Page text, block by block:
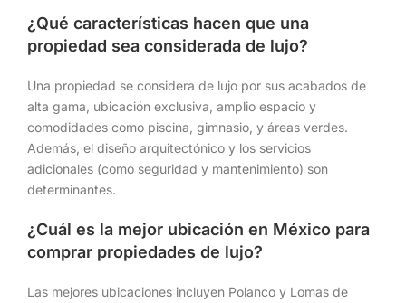
¿Qué características hacen que una
propiedad sea considerada de lujo?
Una propiedad se considera de lujo por sus acabados de
alta gama, ubicación exclusiva, amplio espacio y
comodidades como piscina, gimnasio, y áreas verdes.
Además, el diseño arquitectónico y los servicios
adicionales (como seguridad y mantenimiento) son
determinantes.
¿Cuál es la mejor ubicación en México para
comprar propiedades de lujo?
Las mejores ubicaciones incluyen Polanco y Lomas de